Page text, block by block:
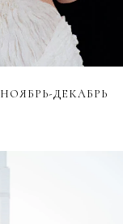
ДЕКАБРЬ